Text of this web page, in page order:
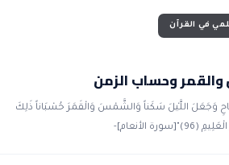
في القرآن
وحساب الزمن
وَجَعَلَ اللَّيْلَ سَكَناً وَالشَّمْسَ وَالْقَمَرَ حُسْبَاناً ذَلِكَ
الأنعام]-